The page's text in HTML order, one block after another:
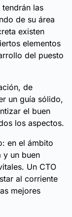
las
de su área
existen
elementos
del puesto
de
un guía sólido,
el buen
los aspectos.
en el ámbito
y un buen
Un CTO
al corriente
mejores